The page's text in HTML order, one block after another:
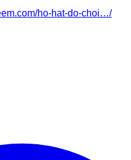
ho-hat-do-choi…/